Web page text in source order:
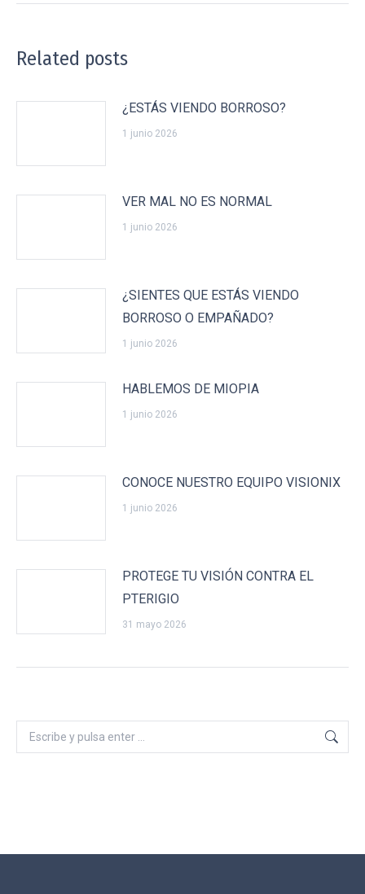
Related posts
¿ESTÁS VIENDO BORROSO?
1 junio 2026
VER MAL NO ES NORMAL
1 junio 2026
¿SIENTES QUE ESTÁS VIENDO
BORROSO O EMPAÑADO?
1 junio 2026
HABLEMOS DE MIOPIA
1 junio 2026
CONOCE NUESTRO EQUIPO VISIONIX
1 junio 2026
PROTEGE TU VISIÓN CONTRA EL
PTERIGIO
31 mayo 2026
Buscar: